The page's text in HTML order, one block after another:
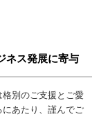
ネス発展に寄与
別のご支援とご愛
あたり、謹んでご